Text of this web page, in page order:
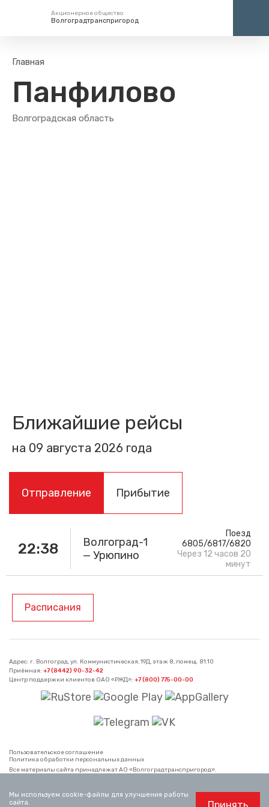
Акционерное общество
Волгоградтранспригород
Единый номер вызова экстренных служб
112
Главная
Панфилово
Волгоградская область
Ближайшие рейсы
на 09 августа 2026 года
Отправление Прибытие
22:38
Волгоград-1
— Урюпино
Поезд
6805/6817/6820
Через 12 часов 20
минут
Расписания
Адрес: г. Волгоград, ул. Коммунистическая, 19Д, этаж 8, помещ. 81.10
Приёмная: +7 (8442) 90-32-42
Центр поддержки клиентов ОАО «РЖД»: +7 (800) 775-00-00
Пользовательское соглашение
Политика обработки персональных данных
Все материалы сайта принадлежат АО «Волгоградтранспригород».
Официальный сайт ОАО «РЖД»
Мы используем cookie-файлы для улучшения работы
сайта.